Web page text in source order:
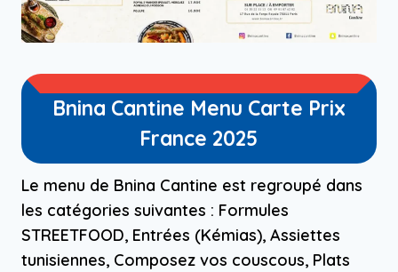
Bnina Cantine Menu Carte Prix
France 2025
Le menu de Bnina Cantine est regroupé dans
les catégories suivantes : Formules
STREETFOOD, Entrées (Kémias), Assiettes
tunisiennes, Composez vos couscous, Plats